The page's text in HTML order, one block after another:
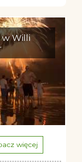
w Willi
więcej